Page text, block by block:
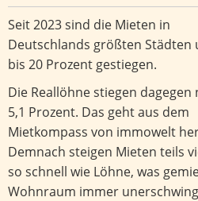
Seit 2023 sind die Mieten in
Deutschlands größten Städten
bis 20 Prozent gestiegen.
Die Reallöhne stiegen dagegen
5,1 Prozent. Das geht aus dem
Mietkompass von immowelt
Demnach steigen Mieten teils
so schnell wie Löhne, was
Wohnraum immer